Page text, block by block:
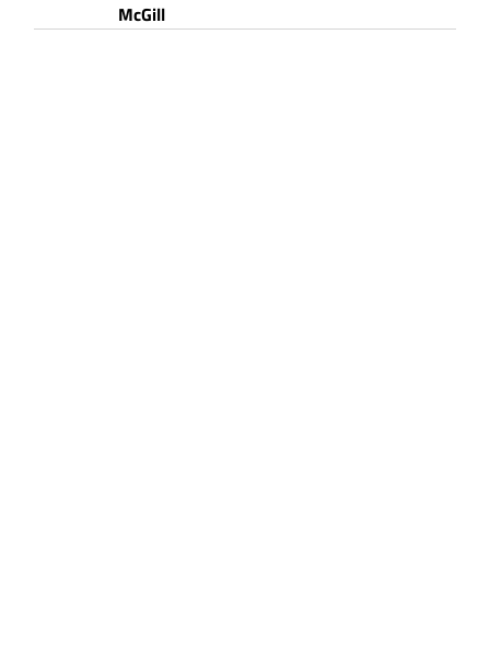
McGill